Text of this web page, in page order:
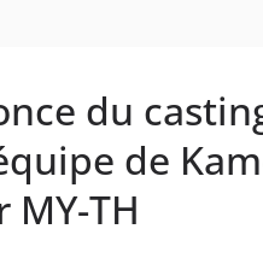
du
de
MY-TH